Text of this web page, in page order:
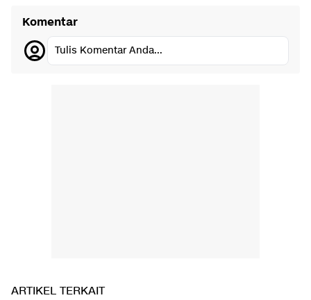
Komentar
Tulis Komentar Anda...
ARTIKEL TERKAIT